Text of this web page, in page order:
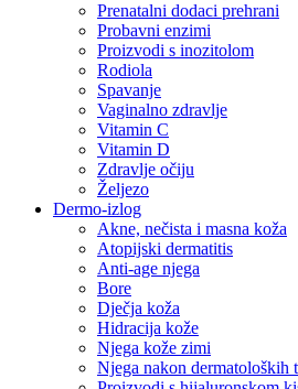
Prenatalni dodaci prehrani
Probavni enzimi
Proizvodi s inozitolom
Rodiola
Spavanje
Vaginalno zdravlje
Vitamin C
Vitamin D
Zdravlje očiju
Željezo
Dermo-izlog
Akne, nečista i masna koža
Atopijski dermatitis
Anti-age njega
Bore
Dječja koža
Hidracija kože
Njega kože zimi
Njega nakon dermatoloških